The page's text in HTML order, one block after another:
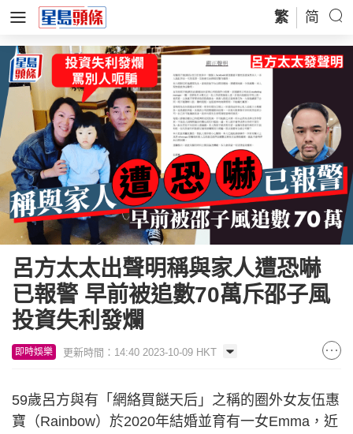
繁 简
呂方太太出聲明稱與家人遭恐嚇
已報警 早前被追數70萬斥邵子風
投資失利發爛
即時娛樂 更新時間：14:40 2023-10-09 HKT
59歲呂方與有「網絡買餸天后」之稱的圈外女友伍惠
寶（Rainbow）於2020年結婚並育有一女Emma，近